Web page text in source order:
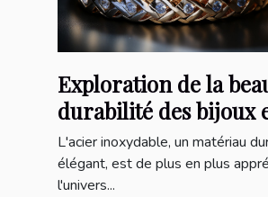
Exploration de la
durabilité des bijoux
inoxydable
L'acier inoxydable, un matériau
élégant, est de plus en plus
l'univers...